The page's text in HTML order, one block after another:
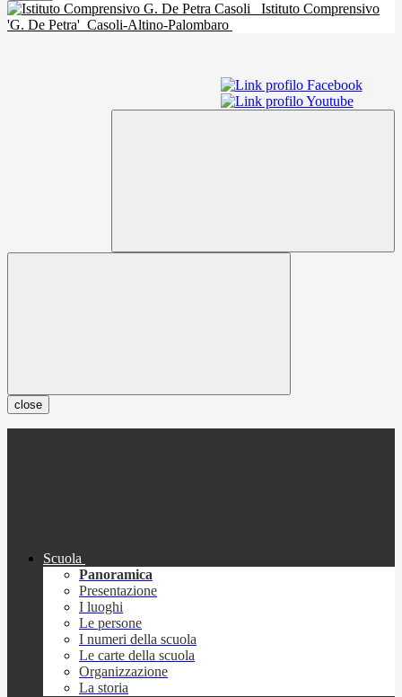
Istituto Comprensivo
'G. De Petra' Casoli-Altino-Palombaro
close
Scuola
Panoramica
Presentazione
I luoghi
Le persone
I numeri della scuola
Le carte della scuola
Organizzazione
La storia